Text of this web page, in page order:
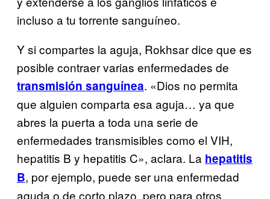
incluso a tu torrente sanguíneo.
Y si compartes la aguja, Rokhsar dice que es
posible contraer varias enfermedades de
transmisión sanguínea. «Dios no permita
que alguien comparta esa aguja… ya que
abres la puerta a toda una serie de
enfermedades transmisibles como el VIH,
hepatitis B y hepatitis C», aclara. La hepatitis
B, por ejemplo, puede ser una enfermedad
aguda o de corto plazo, pero para otros